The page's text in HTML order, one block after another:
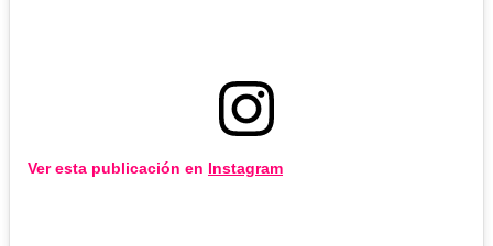
Ver esta publicación en Instagram